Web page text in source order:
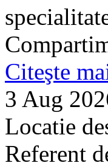
Citeşte
3 Aug
Locatie
Referent